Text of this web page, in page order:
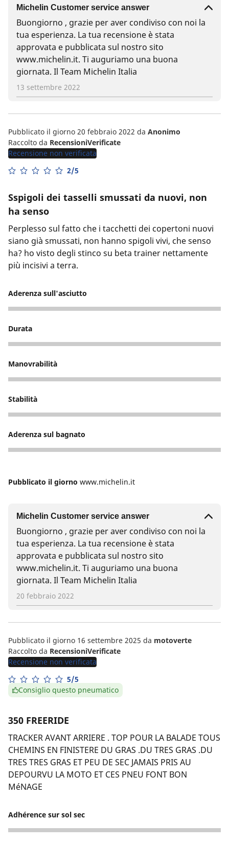
Michelin Customer service answer
Buongiorno , grazie per aver condiviso con noi la
tua esperienza. La tua recensione è stata
approvata e pubblicata sul nostro sito
www.michelin.it. Ti auguriamo una buona
giornata. Il Team Michelin Italia
13 settembre 2022
Pubblicato il giorno 20 febbraio 2022 da Anonimo
Raccolto da RecensioniVerificate
Recensione non verificata
2/5
Sspigoli dei tasselli smussati da nuovi, non
ha senso
Perplesso sul fatto che i tacchetti dei copertoni nuovi
siano già smussati, non hanno spigoli vivi, che senso
ha? ho visto degli stinco su beta trainer nettamente
più incisivi a terra.
Aderenza sull'asciutto
2
Durata
4
Manovrabilità
5
Stabilità
3
Aderenza sul bagnato
3
Pubblicato il giorno www.michelin.it
Michelin Customer service answer
Buongiorno , grazie per aver condiviso con noi la
tua esperienza. La tua recensione è stata
approvata e pubblicata sul nostro sito
www.michelin.it. Ti auguriamo una buona
giornata. Il Team Michelin Italia
20 febbraio 2022
Pubblicato il giorno 16 settembre 2025 da motoverte
Raccolto da RecensioniVerificate
Recensione non verificata
5/5
Consiglio questo pneumatico
350 FREERIDE
TRACKER AVANT ARRIERE . TOP POUR LA BALADE TOUS
CHEMINS EN FINISTERE DU GRAS .DU TRES GRAS .DU
TRES TRES GRAS ET PEU DE SEC JAMAIS PRIS AU
DEPOURVU LA MOTO ET CES PNEU FONT BON
MéNAGE
Adhérence sur sol sec
5